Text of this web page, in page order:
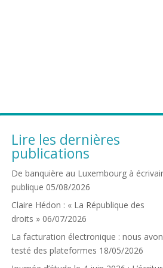
Lire les dernières
publications
De banquière au Luxembourg à
publique 05/08/2026
Claire Hédon : « La République des
droits » 06/07/2026
La facturation électronique : nous
testé des plateformes 18/05/2026